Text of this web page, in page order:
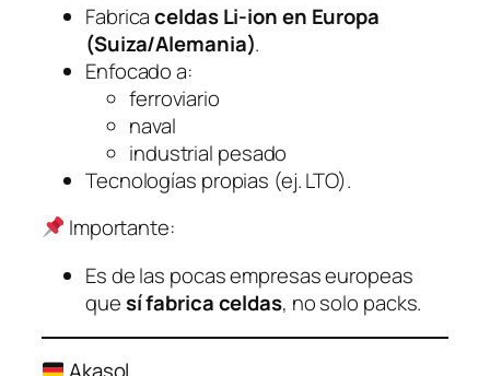
Fabricaceldas Li-ion en Europa
(Suiza/Alemania).
Enfocado a:
ferroviario
naval
industrial pesado
Tecnologías propias (ej. LTO).
Importante:
Es de las pocas empresas europeas
quesí fabrica celdas, no solo packs.
Akasol